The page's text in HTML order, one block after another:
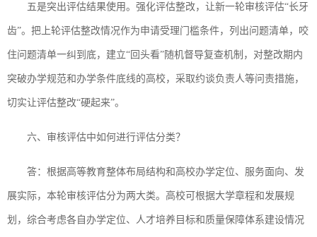
五是突出评估结果使用。强化评估整改，让新一轮审核评估“长牙
齿”。把上轮评估整改情况作为申请受理门槛条件，列出问题清单，咬
住问题清单一纠到底，建立“回头看”随机督导复查机制，对整改期内
突破办学规范和办学条件底线的高校，采取约谈负责人等问责措施，
切实让评估整改“硬起来”。
六、审核评估中如何进行评估分类？
答：根据高等教育整体布局结构和高校办学定位、服务面向、发
展实际，本轮审核评估分为两大类。高校可根据大学章程和发展规
划，综合考虑各自办学定位、人才培养目标和质量保障体系建设情况